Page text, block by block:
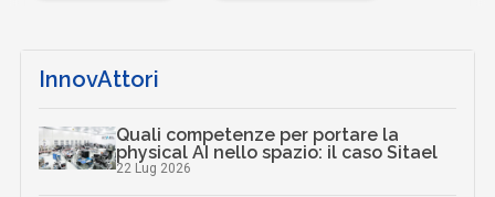
InnovAttori
Quali competenze per portare la
physical AI nello spazio: il caso Sitael
22 Lug 2026